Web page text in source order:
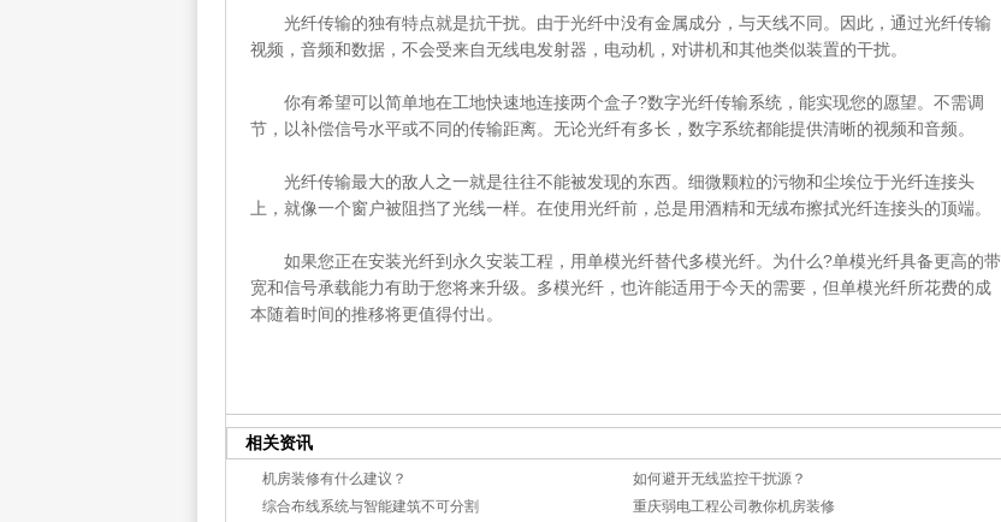
光纤传输的独有特点就是抗干扰。由于光纤中没有金属成分，与天线不同。因此，通过光纤传输
视频，音频和数据，不会受来自无线电发射器，电动机，对讲机和其他类似装置的干扰。
你有希望可以简单地在工地快速地连接两个盒子?数字光纤传输系统，能实现您的愿望。不需调
节，以补偿信号水平或不同的传输距离。无论光纤有多长，数字系统都能提供清晰的视频和音频。
光纤传输最大的敌人之一就是往往不能被发现的东西。细微颗粒的污物和尘埃位于光纤连接头
上，就像一个窗户被阻挡了光线一样。在使用光纤前，总是用酒精和无绒布擦拭光纤连接头的顶端。
如果您正在安装光纤到永久安装工程，用单模光纤替代多模光纤。为什么?单模光纤具备更高的带
宽和信号承载能力有助于您将来升级。多模光纤，也许能适用于今天的需要，但单模光纤所花费的成
本随着时间的推移将更值得付出。
相关资讯
机房装修有什么建议？
如何避开无线监控干扰源？
综合布线系统与智能建筑不可分割
重庆弱电工程公司教你机房装修